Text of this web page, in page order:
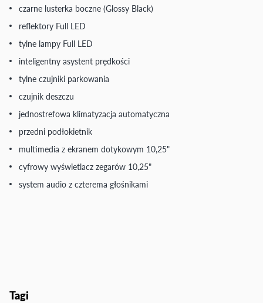
czarne lusterka boczne (Glossy Black)
reflektory Full LED
tylne lampy Full LED
inteligentny asystent prędkości
tylne czujniki parkowania
czujnik deszczu
jednostrefowa klimatyzacja automatyczna
przedni podłokietnik
multimedia z ekranem dotykowym 10,25"
cyfrowy wyświetlacz zegarów 10,25"
system audio z czterema głośnikami
Tagi